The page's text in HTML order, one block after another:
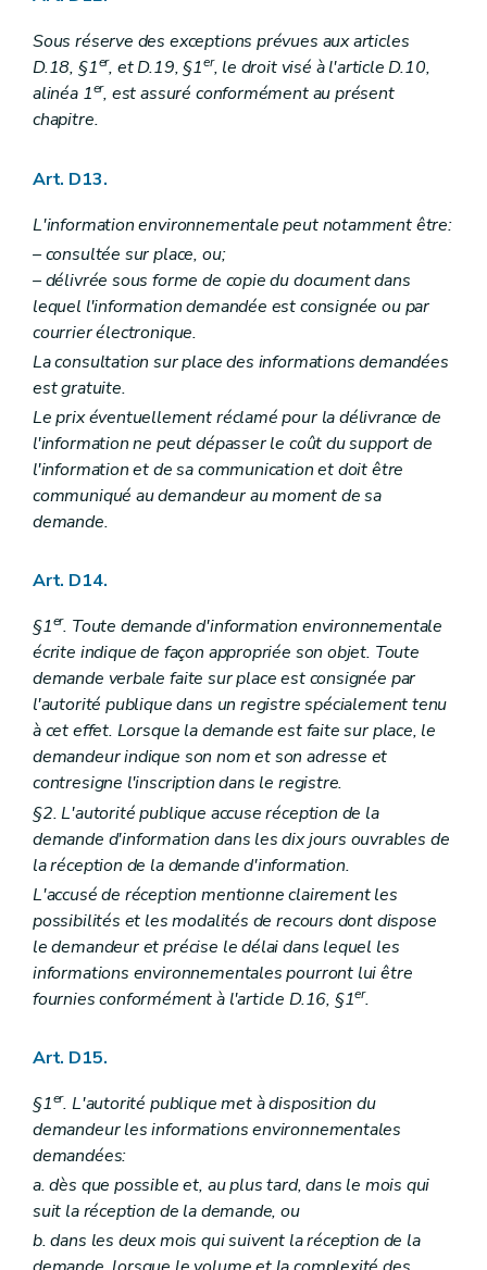
Art. R 116
Annexe
Annexe
Annexe
Annexe
Sous réserve des exceptions prévues aux articles
D.18, §1er, et D.19, §1er, le droit visé à l'article D.10,
alinéa 1er, est assuré conformément au présent
chapitre.
Art. D13.
L'information environnementale peut notamment être:
– consultée sur place, ou;
– délivrée sous forme de copie du document dans
lequel l'information demandée est consignée ou par
courrier électronique.
La consultation sur place des informations demandées
est gratuite.
Le prix éventuellement réclamé pour la délivrance de
l'information ne peut dépasser le coût du support de
l'information et de sa communication et doit être
communiqué au demandeur au moment de sa
demande.
Art. D14.
§1er. Toute demande d'information environnementale
écrite indique de façon appropriée son objet. Toute
demande verbale faite sur place est consignée par
l'autorité publique dans un registre spécialement tenu
à cet effet. Lorsque la demande est faite sur place, le
demandeur indique son nom et son adresse et
contresigne l'inscription dans le registre.
§2. L'autorité publique accuse réception de la
demande d'information dans les dix jours ouvrables de
la réception de la demande d'information.
L'accusé de réception mentionne clairement les
possibilités et les modalités de recours dont dispose
le demandeur et précise le délai dans lequel les
informations environnementales pourront lui être
fournies conformément à l'article D.16, §1er.
Art. D15.
§1er. L'autorité publique met à disposition du
demandeur les informations environnementales
demandées:
a. dès que possible et, au plus tard, dans le mois qui
suit la réception de la demande, ou
b. dans les deux mois qui suivent la réception de la